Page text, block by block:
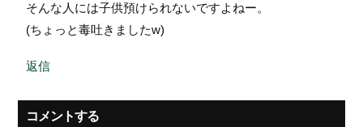
そんな人には子供預けられないですよねー。
(ちょっと毒吐きましたw)
返信
コメントする